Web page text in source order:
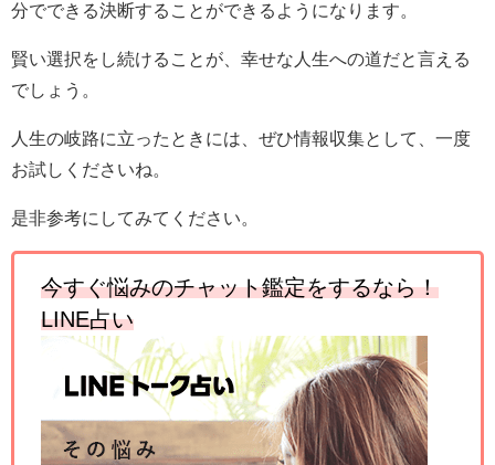
分でできる決断することができるようになります。
賢い選択をし続けることが、幸せな人生への道だと言える
でしょう。
人生の岐路に立ったときには、ぜひ情報収集として、一度
お試しくださいね。
是非参考にしてみてください。
今すぐ悩みのチャット鑑定をするなら！
LINE占い